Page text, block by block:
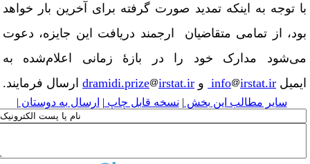
توجه به اینکه تمدید صورت گرفته برای آخرین بار خواهد
از تمامی متقاضیان ارجمند دریافت این جایزه، دعوت
مدارک خود را در بازهٔ زمانی اعلام‌شده به
info irstat.ir و dramidi.prize irstat.ir ارسال فرمایند.
سایر مطالب این بخش | نسخه قابل چاپ| ارسال به دوستان|